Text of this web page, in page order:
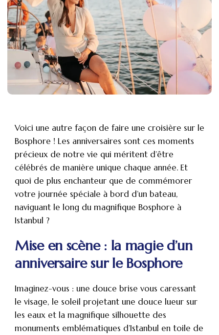
Voici une autre façon de faire une croisière sur le
Bosphore ! Les anniversaires sont ces moments
précieux de notre vie qui méritent d’être
célébrés de manière unique chaque année. Et
quoi de plus enchanteur que de commémorer
votre journée spéciale à bord d’un bateau,
naviguant le long du magnifique Bosphore à
Istanbul ?
Mise en scène : la magie d’un
anniversaire sur le Bosphore
Imaginez-vous : une douce brise vous caressant
le visage, le soleil projetant une douce lueur sur
les eaux et la magnifique silhouette des
monuments emblématiques d’Istanbul en toile de